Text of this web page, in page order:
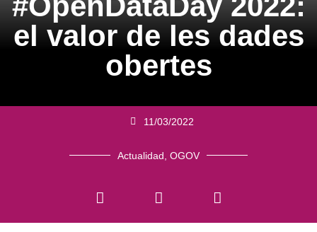
el valor de les dades
obertes
11/03/2022
Actualidad OGOV